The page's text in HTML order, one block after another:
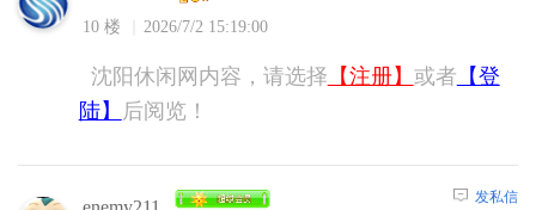
10 楼 2026/7/2 15:19:00
沈阳休闲网内容，请选择 【注册】 或者 【登
陆】
后阅览！
发私信